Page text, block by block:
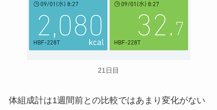
21日目
体組成計は1週間前との比較ではあまり変化がない